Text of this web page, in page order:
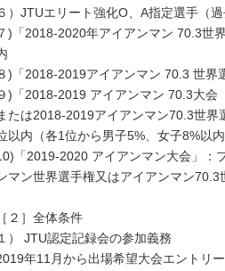
）JTUエリート強化O、A指定選手（
７)「2018-2020年アイアンマン 70.3世
)「2018-2019アイアンマン 70.3 世
)「2018-2019 アイアンマン 70.3大
たは2018-2019アイアンマン70.3世
以内（各1位から男子5%、女子8%以
「2019-2020 アイアンマン大会」：
マン世界選手権又はアイアンマン
［２］全体条件
１） JTU認定記録会の参加義務
年11月から出場希望大会エントリ